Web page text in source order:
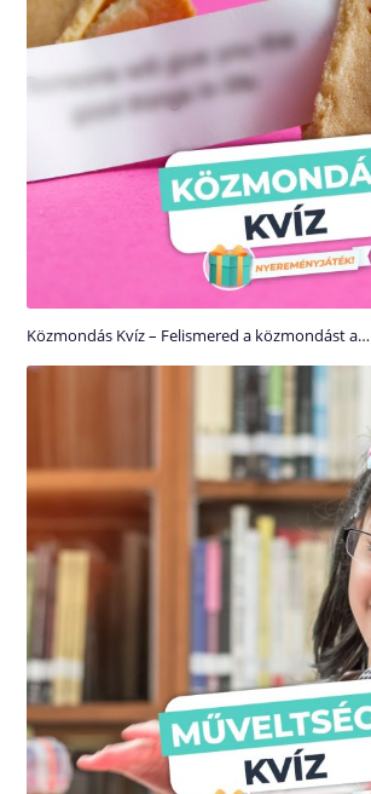
Közmondás Kvíz – Felismered a közmondást a…